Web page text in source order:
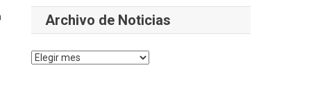
Archivo de Noticias
Archivo